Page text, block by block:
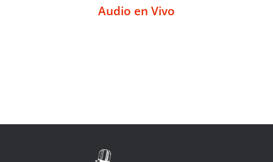
Audio en Vivo